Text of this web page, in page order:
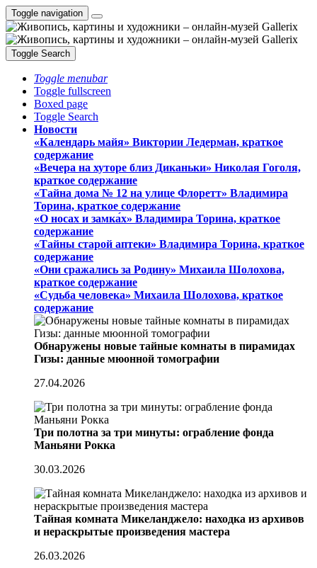
Toggle navigation
Toggle Search
Toggle menubar
Toggle fullscreen
Boxed page
Toggle Search
Новости
«Календарь майя» Виктории Ледерман, краткое
содержание
«Вечера на хуторе близ Диканьки» Николая Гоголя,
краткое содержание
«Тайна дома № 12 на улице Флоретт» Владимира
Торина, краткое содержание
«О носах и замка́х» Владимира Торина, краткое
содержание
«Тайны старой аптеки» Владимира Торина, краткое
содержание
«Они сражались за Родину» Михаила Шолохова,
краткое содержание
«Судьба человека» Михаила Шолохова, краткое
содержание
Обнаружены новые тайные комнаты в пирамидах
Гизы: данные мюонной томографии
27.04.2026
Три полотна за три минуты: ограбление фонда
Маньяни Рокка
30.03.2026
Тайная комната Микеланджело: находка из архивов
и нераскрытые произведения мастера
26.03.2026